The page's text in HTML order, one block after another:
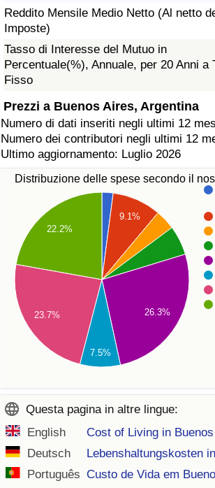
Reddito Mensile Medio Netto (Al netto
Imposte)
Tasso di Interesse del Mutuo in
Percentuale(%), Annuale, per 20 Anni a
Fisso
Prezzi a Buenos Aires, Argentina
Numero di dati inseriti negli ultimi 12
Numero dei contributori negli ultimi 12
Ultimo aggiornamento: Luglio 2026
Distribuzione delle spese secondo il
9.1%
26.3%
22.2%
23.7%
7.5%
Questa pagina in altre lingue:
English
Cost of Living in
Deutsch
Lebenshaltungskosten
Português Custo de Vida em